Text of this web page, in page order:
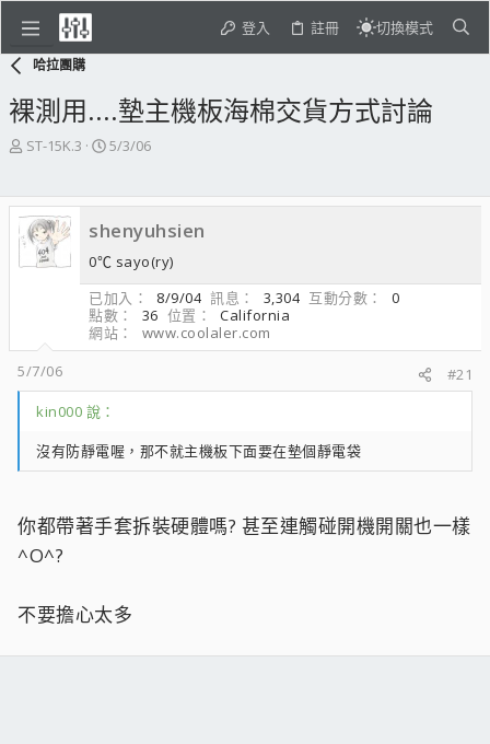
登入 註冊 切換模式
哈拉團購
裸測用....墊主機板海棉交貨方式討論
主
起
人
ST-15K.3
開
期
5/3/06
shenyuhsien
0℃ sayo(ry)
已加入
8/9/04 訊息 3,304 互動分數
0
點數
36 位置
California
網站
www.coolaler.com
5/7/06
#21
kin000 說：
沒有防靜電喔，那不就主機板下面要在墊個靜電袋
你都帶著手套拆裝硬體嗎? 甚至連觸碰開機開關也一樣
^O^?
不要擔心太多